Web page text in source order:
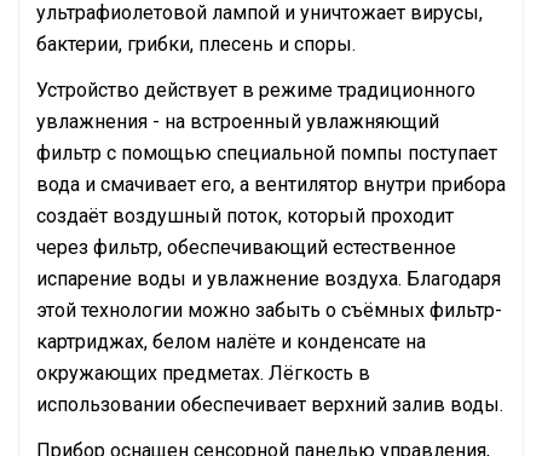
ультрафиолетовой лампой и уничтожает вирусы,
бактерии, грибки, плесень и споры.
Устройство действует в режиме традиционного
увлажнения - на встроенный увлажняющий
фильтр с помощью специальной помпы поступает
вода и смачивает его, а вентилятор внутри прибора
создаёт воздушный поток, который проходит
через фильтр, обеспечивающий естественное
испарение воды и увлажнение воздуха. Благодаря
этой технологии можно забыть о съёмных фильтр-
картриджах, белом налёте и конденсате на
окружающих предметах. Лёгкость в
использовании обеспечивает верхний залив воды.
Прибор оснащен сенсорной панелью управления,